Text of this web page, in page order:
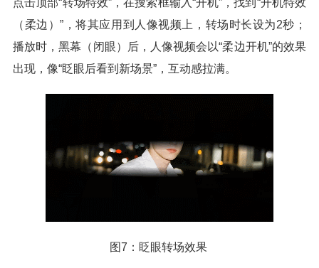
（柔边）”，将其应用到人像视频上，转场时长设为2秒；
播放时，黑幕（闭眼）后，人像视频会以“柔边开机”的效果
出现，像“眨眼后看到新场景”，互动感拉满。
图7：眨眼转场效果